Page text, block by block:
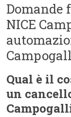
Domande
NICE
Qual è il
un